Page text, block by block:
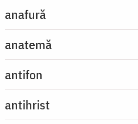
anafură
anatemă
antifon
antihrist